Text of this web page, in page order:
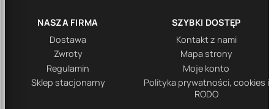
NASZA FIRMA
Dostawa
Zwroty
Regulamin
Sklep stacjonarny
SZYBKI DOSTĘP
Kontakt z nami
Mapa strony
Moje konto
Polityka prywatności, cookies i
RODO